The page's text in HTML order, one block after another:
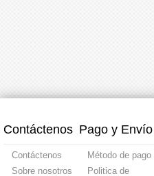
Contáctenos
Contáctenos
Sobre nosotros
Pago y Envío
Método de pago
Politica de